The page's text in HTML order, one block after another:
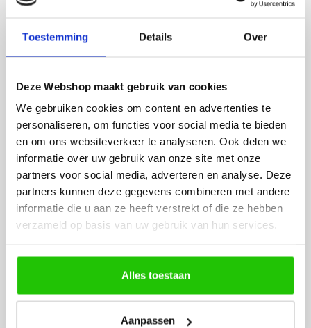
Toestemming Details Over
Deze Webshop maakt gebruik van cookies
We gebruiken cookies om content en advertenties te
personaliseren, om functies voor social media te bieden
en om ons websiteverkeer te analyseren. Ook delen we
informatie over uw gebruik van onze site met onze
partners voor social media, adverteren en analyse. Deze
partners kunnen deze gegevens combineren met andere
informatie die u aan ze heeft verstrekt of die ze hebben
verzameld op basis van uw gebruik van hun services.
Alles toestaan
Aanpassen
Rian
Fijne site waar ik een mooie
lamp heb uitgekozen en
besteld. De volgende dag
werd deze al bezorgd. Super
netjes en veilig verpakt.
Anne
Het bestellen,
leveren verliep vlot en
volledig naar wens.
artikel is zeer mooi
veel sfeer, het is ook
eenvoudig te